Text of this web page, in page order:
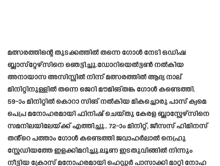
മത്സരത്തിന്റെ തുടക്കത്തിൽ തന്നെ ഗോൾ നേടി ഒഡിഷ
ബ്ലാസ്‌റ്റേഴ്‌സിനെ ഞെട്ടിച്ചു.ഡോറിയെൽട്ടൺ നൽകിയ
അനായാസ അസിസ്റ്റിൽ നിന്ന് മത്സരത്തിൽ ആദ്യ നാല്
മിനിറ്റിനുള്ളിൽ തന്നെ ജെറി മൗമിങ്തങ്ക ഗോൾ കണ്ടെത്തി.
59-ാം മിനിറ്റിൽ കൊറാ സിങ് നൽകിയ മികച്ചൊരു പാസ് ക്വമെ
പെപ്ര മനോഹരമായി ഫിനിഷ് ചെയ്തു കേരള ബ്ലാസ്റ്റേഴ്‌സിനെ
സമനിലയിലേയ്ക്ക് എത്തിച്ചു.. 72-ാം മിനിറ്റ്, ജീസസ് ഹിമിനസ്
തൻ്റെ പത്താം ഗോൾ കണ്ടെത്തി ജവാഹർലാൽ നെഹ്രു
സ്റ്റേഡിയത്തേ ഇളക്കിമറിച്ചു.ലൂണ ഇടതുവിങ്ങിൽ നിന്നും
നീട്ടിയ ക്രോസ് മനോഹരമായി ഹെഡ്ഡർ പാസാക്കി മാറ്റി നോഹ